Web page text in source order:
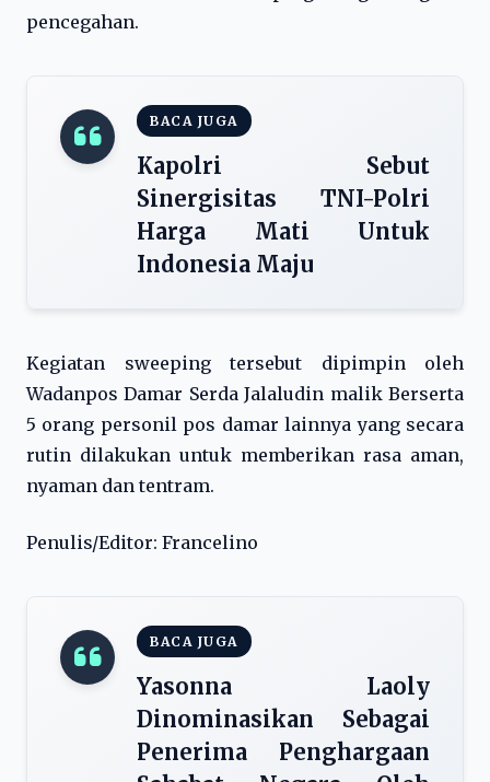
pencegahan.
BACA JUGA
Kapolri Sebut
Sinergisitas TNI-Polri
Harga Mati Untuk
Indonesia Maju
Kegiatan sweeping tersebut dipimpin oleh
Wadanpos Damar Serda Jalaludin malik Berserta
5 orang personil pos damar lainnya yang secara
rutin dilakukan untuk memberikan rasa aman,
nyaman dan tentram.
Penulis/Editor: Francelino
BACA JUGA
Yasonna Laoly
Dinominasikan Sebagai
Penerima Penghargaan